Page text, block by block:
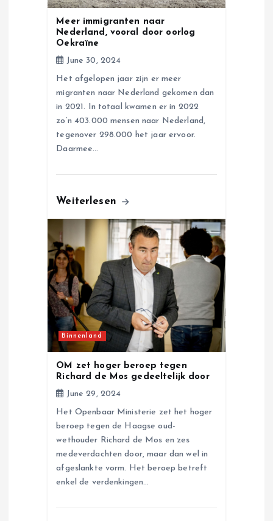
Meer immigranten naar
Nederland, vooral door oorlog
Oekraïne
June 30, 2024
Het afgelopen jaar zijn er meer
migranten naar Nederland gekomen dan
in 2021. In totaal kwamen er in 2022
zo’n 403.000 mensen naar Nederland,
tegenover 298.000 het jaar ervoor.
Daarmee…
Weiterlesen
Binnenland
OM zet hoger beroep tegen
Richard de Mos gedeeltelijk door
June 29, 2024
Het Openbaar Ministerie zet het hoger
beroep tegen de Haagse oud-
wethouder Richard de Mos en zes
medeverdachten door, maar dan wel in
afgeslankte vorm. Het beroep betreft
enkel de verdenkingen…